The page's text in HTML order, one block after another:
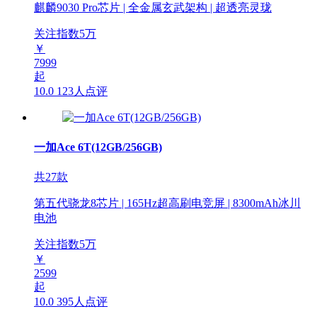
麒麟9030 Pro芯片 | 全金属玄武架构 | 超透亮灵珑
关注指数5万
￥
7999
起
10.0 123人点评
一加Ace 6T(12GB/256GB)
共27款
第五代骁龙8芯片 | 165Hz超高刷电竞屏 | 8300mAh冰川
电池
关注指数5万
￥
2599
起
10.0 395人点评